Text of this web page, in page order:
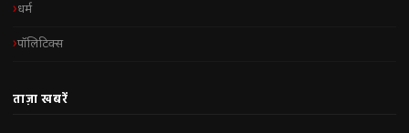
धर्म
पॉलिटिक्स
ताज़ा खबरें